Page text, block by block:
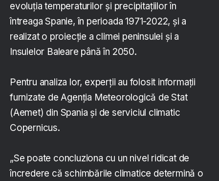
evoluţia temperaturilor şi precipitaţiilor în
întreaga Spanie, în perioada 1971-2022, şi a
realizat o proiecţie a climei peninsulei şi a
Insulelor Baleare până în 2050.
Pentru analiza lor, experţii au folosit informaţii
furnizate de Agenţia Meteorologică de Stat
(Aemet) din Spania şi de serviciul climatic
Copernicus.
„Se poate concluziona cu un nivel ridicat de
încredere că schimbările climatice determină o